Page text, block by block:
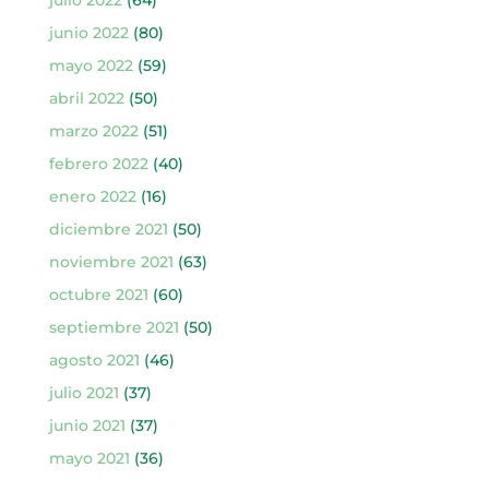
junio 2022(80)
mayo 2022(59)
abril 2022(50)
marzo 2022(51)
febrero 2022(40)
enero 2022(16)
diciembre 2021 (50)
noviembre 2021 (63)
octubre 2021 (60)
septiembre 2021 (50)
agosto 2021 (46)
julio 2021 (37)
junio 2021 (37)
mayo 2021 (36)